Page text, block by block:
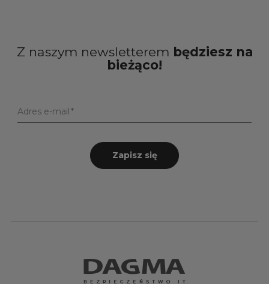
Z naszym newsletterem będziesz na
bieżąco!
Adres e-mail
Zapisz się